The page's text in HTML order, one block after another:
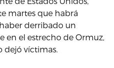
martes que habrá
derribado un
en el estrecho de Ormuz,
dejó víctimas.